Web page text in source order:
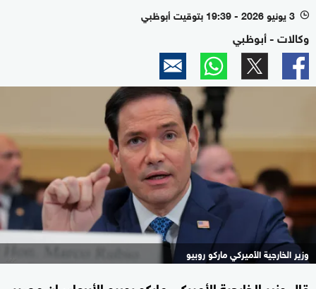
l 3 يونيو 2026 - 19:39 بتوقيت أبوظبي
وكالات - أبوظبي
وزير الخارجية الأميركي ماركو روبيو